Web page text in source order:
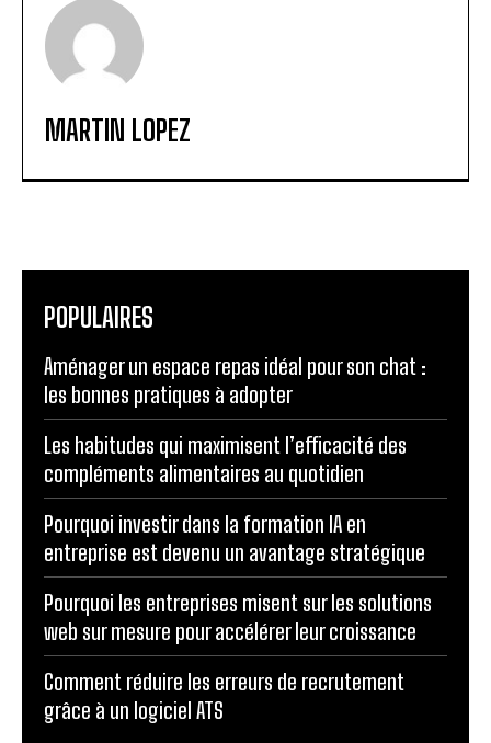
MARTIN LOPEZ
POPULAIRES
Aménager un espace repas idéal pour son chat :
les bonnes pratiques à adopter
Les habitudes qui maximisent l’efficacité des
compléments alimentaires au quotidien
Pourquoi investir dans la formation IA en
entreprise est devenu un avantage stratégique
Pourquoi les entreprises misent sur les solutions
web sur mesure pour accélérer leur croissance
Comment réduire les erreurs de recrutement
grâce à un logiciel ATS